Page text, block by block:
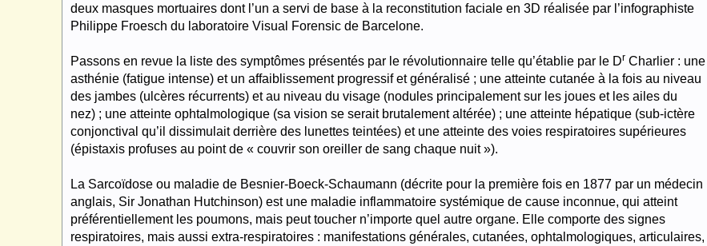
deux masques mortuaires dont l’un a servi de base à la reconstitution faciale en 3D réalisée par l’infographiste
Philippe Froesch du laboratoire Visual Forensic de Barcelone.
Passons en revue la liste des symptômes présentés par le révolutionnaire telle qu’établie par le Dr Charlier : une
asthénie (fatigue intense) et un affaiblissement progressif et généralisé ; une atteinte cutanée à la fois au niveau
des jambes (ulcères récurrents) et au niveau du visage (nodules principalement sur les joues et les ailes du
nez) ; une atteinte ophtalmologique (sa vision se serait brutalement altérée) ; une atteinte hépatique (sub-ictère
conjonctival qu’il dissimulait derrière des lunettes teintées) et une atteinte des voies respiratoires supérieures
(épistaxis profuses au point de « couvrir son oreiller de sang chaque nuit »).
La Sarcoïdose ou maladie de Besnier-Boeck-Schaumann (décrite pour la première fois en 1877 par un médecin
anglais, Sir Jonathan Hutchinson) est une maladie inflammatoire systémique de cause inconnue, qui atteint
préférentiellement les poumons, mais peut toucher n’importe quel autre organe. Elle comporte des signes
respiratoires, mais aussi extra-respiratoires : manifestations générales, cutanées, ophtalmologiques, articulaires,